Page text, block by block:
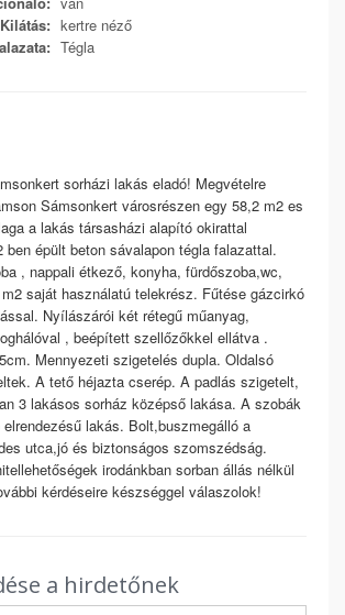
Kilátás: kertre néző
Tégla
sorházi lakás eladó! Megvételre
Sámsonkert városrészen egy 58,2 m2 es
a lakás társasházi alapító okirattal
ben épült beton sávalapon tégla falazattal.
, nappali étkező, konyha, fürdőszoba,wc,
saját használatú telekrész. Fűtése gázcirkó
Nyílászárói két rétegű műanyag,
, beépített szellőzőkkel ellátva .
Mennyezeti szigetelés dupla. Oldalsó
A tető héjazta cserép. A padlás szigetelt,
3 lakásos sorház középső lakása. A szobák
lakás. Bolt,buszmegálló a
utca,jó és biztonságos szomszédság.
irodánkban sorban állás nélkül
kérdéseire készséggel válaszolok!
a hirdetőnek